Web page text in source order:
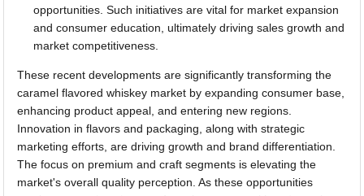
opportunities. Such initiatives are vital for market expansion
and consumer education, ultimately driving sales growth and
market competitiveness.
These recent developments are significantly transforming the
caramel flavored whiskey market by expanding consumer base,
enhancing product appeal, and entering new regions.
Innovation in flavors and packaging, along with strategic
marketing efforts, are driving growth and brand differentiation.
The focus on premium and craft segments is elevating the
market's overall quality perception. As these opportunities